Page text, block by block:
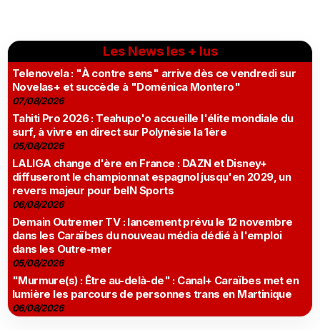
Les News les + lus
Telenovela : "À contre sens" arrive dès ce vendredi sur
Novelas+ et succède à "Doménica Montero"
07/08/2026
Tahiti Pro 2026 : Teahupo'o accueille l'élite mondiale du
surf, à vivre en direct sur Polynésie la 1ère
05/08/2026
LALIGA change d'ère en France : DAZN et Disney+
diffuseront le championnat espagnol jusqu'en 2029, un
revers majeur pour beIN Sports
06/08/2026
Demain Outremer TV : lancement prévu le 12 novembre
dans les Caraïbes du nouveau média dédié à l'emploi
dans les Outre-mer
05/08/2026
"Murmure(s) : Être au-delà-de" : Canal+ Caraïbes met en
lumière les parcours de personnes trans en Martinique
06/08/2026